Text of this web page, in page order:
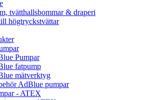
tvätthallsbommar & draperi
högtryckstvättar
Pumpar
fatpump
mätverktyg
AdBlue pumpar
- ATEX